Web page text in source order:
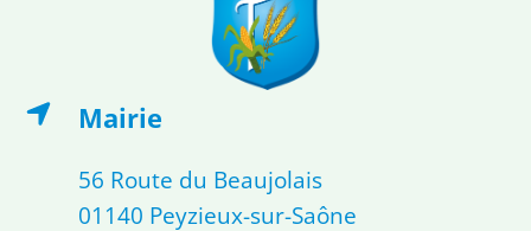
Mairie
56 Route du Beaujolais
01140 Peyzieux-sur-Saône